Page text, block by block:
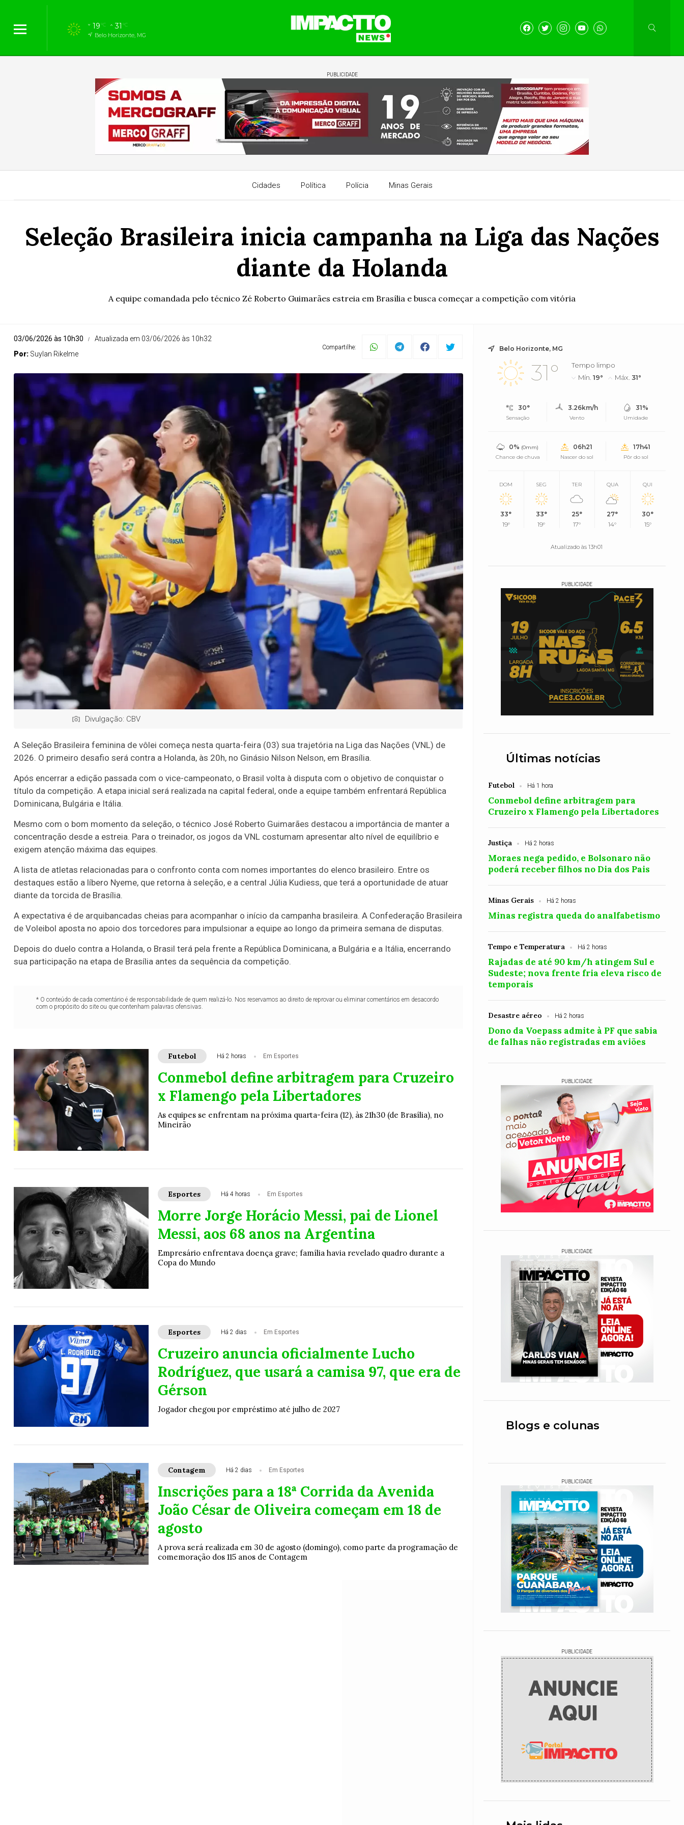
19°C 31 °C
Belo Horizonte, MG
PUBLICIDADE
Cidades Política Polícia Minas Gerais
Seleção Brasileira inicia campanha na Liga das Nações
diante da Holanda
A equipe comandada pelo técnico Zé Roberto Guimarães estreia em Brasília e busca começar a competição com vitória
03/06/2026 às 10h30
Atualizada em 03/06/2026 às 10h32
Por: Suylan Rikelme
Compartilhe:
Divulgação: CBV
A Seleção Brasileira feminina de vôlei começa nesta quarta-feira (03) sua trajetória na Liga das Nações (VNL) de
2026. O primeiro desafio será contra a Holanda, às 20h, no Ginásio Nilson Nelson, em Brasília.
Após encerrar a edição passada com o vice-campeonato, o Brasil volta à disputa com o objetivo de conquistar o
título da competição. A etapa inicial será realizada na capital federal, onde a equipe também enfrentará República
Dominicana, Bulgária e Itália.
Mesmo com o bom momento da seleção, o técnico José Roberto Guimarães destacou a importância de manter a
concentração desde a estreia. Para o treinador, os jogos da VNL costumam apresentar alto nível de equilíbrio e
exigem atenção máxima das equipes.
A lista de atletas relacionadas para o confronto conta com nomes importantes do elenco brasileiro. Entre os
destaques estão a líbero Nyeme, que retorna à seleção, e a central Júlia Kudiess, que terá a oportunidade de atuar
diante da torcida de Brasília.
A expectativa é de arquibancadas cheias para acompanhar o início da campanha brasileira. A Confederação Brasileira
de Voleibol aposta no apoio dos torcedores para impulsionar a equipe ao longo da primeira semana de disputas.
Depois do duelo contra a Holanda, o Brasil terá pela frente a República Dominicana, a Bulgária e a Itália, encerrando
sua participação na etapa de Brasília antes da sequência da competição.
* O conteúdo de cada comentário é de responsabilidade de quem realizá-lo. Nos reservamos ao direito de reprovar ou eliminar comentários em desacordo
com o propósito do site ou que contenham palavras ofensivas.
Futebol Há 2 horas Em Esportes
Conmebol define arbitragem para Cruzeiro
x Flamengo pela Libertadores
As equipes se enfrentam na próxima quarta-feira (12), às 21h30 (de Brasília), no
Mineirão
Esportes Há 4 horas Em Esportes
Morre Jorge Horácio Messi, pai de Lionel
Messi, aos 68 anos na Argentina
Empresário enfrentava doença grave; família havia revelado quadro durante a
Copa do Mundo
Esportes Há 2 dias Em Esportes
Cruzeiro anuncia oficialmente Lucho
Rodríguez, que usará a camisa 97, que era de
Gérson
Jogador chegou por empréstimo até julho de 2027
Contagem Há 2 dias Em Esportes
Inscrições para a 18ª Corrida da Avenida
João César de Oliveira começam em 18 de
agosto
A prova será realizada em 30 de agosto (domingo), como parte da programação de
comemoração dos 115 anos de Contagem
Belo Horizonte, MG
31°
Tempo limpo
Mín.19° Máx.31°
30°
Sensação
3.26km/h
Vento
31%
Umidade
0% (0mm)
Chance de chuva
06h21
Nascer do sol
17h41
Pôr do sol
DOM
33°
19°
SEG
33°
19°
TER
25°
17°
QUA
27°
14°
QUI
30°
15°
Atualizado às 13h01
PUBLICIDADE
Últimas notícias
Futebol Há 1 hora
Conmebol define arbitragem para
Cruzeiro x Flamengo pela Libertadores
Justiça Há 2 horas
Moraes nega pedido, e Bolsonaro não
poderá receber filhos no Dia dos Pais
Minas Gerais Há 2 horas
Minas registra queda do analfabetismo
Tempo e Temperatura Há 2 horas
Rajadas de até 90 km/h atingem Sul e
Sudeste; nova frente fria eleva risco de
temporais
Desastre aéreo Há 2 horas
Dono da Voepass admite à PF que sabia
de falhas não registradas em aviões
PUBLICIDADE
PUBLICIDADE
Blogs e colunas
PUBLICIDADE
PUBLICIDADE